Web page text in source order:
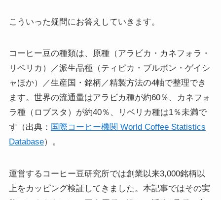
こういった疑問にお答えしていきます。
コーヒー豆の種類は、原種（アラビカ・カネフォラ・
リベリカ）／派生品種（ティピカ・ブルボン・ゲイシ
ャほか）／生産国・銘柄／精製方法の4軸で整理でき
ます。世界の流通量はアラビカ種が約60％、カネフォ
ラ種（ロブスタ）が約40％、リベリカ種は1％未満で
す（出典： 国際コーヒー機関 World Coffee Statistics
Database）。
運営するコーヒー豆研究所では創業以来3,000銘柄以
上をカッピング検証してきました。本記事ではその実